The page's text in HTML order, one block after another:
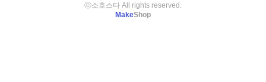
ⓒ소호스타 All rights reserved.
MakeShop